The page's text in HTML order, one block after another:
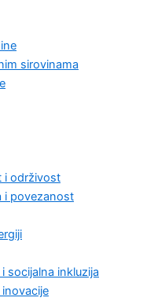
sirovinama
i održivost
i povezanost
socijalna inkluzija